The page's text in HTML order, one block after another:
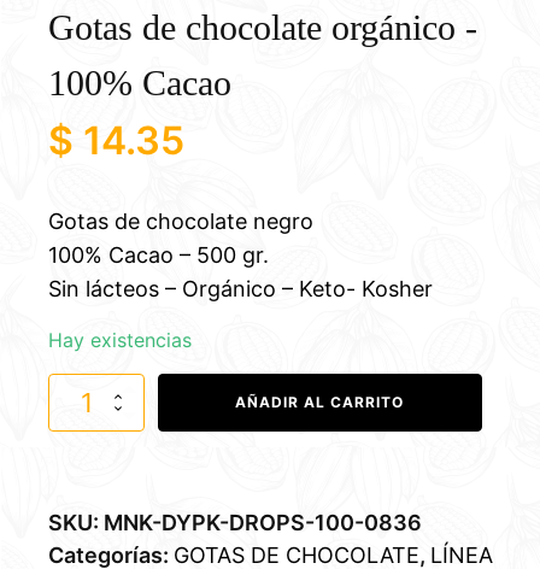
Gotas de chocolate orgánico -
100% Cacao
$ 14.35
Gotas de chocolate negro
100% Cacao – 500 gr.
Sin lácteos – Orgánico – Keto- Kosher
Hay existencias
Gotas
chocolate
Cacao
cantidad
AÑADIR AL CARRITO
SKU: MNK-DYPK-DROPS-100-0836
Categorías: GOTAS DE CHOCOLATE, LÍNEA